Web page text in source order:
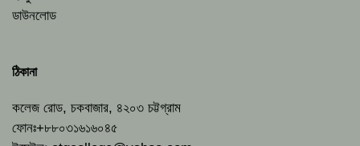
ডাউনলোড
ঠিকানা
কলেজ রোড, চকবাজার, ৪২০৩ চট্টগ্রাম
ফোনঃ+৮৮০৩১৬১৬০৪৫